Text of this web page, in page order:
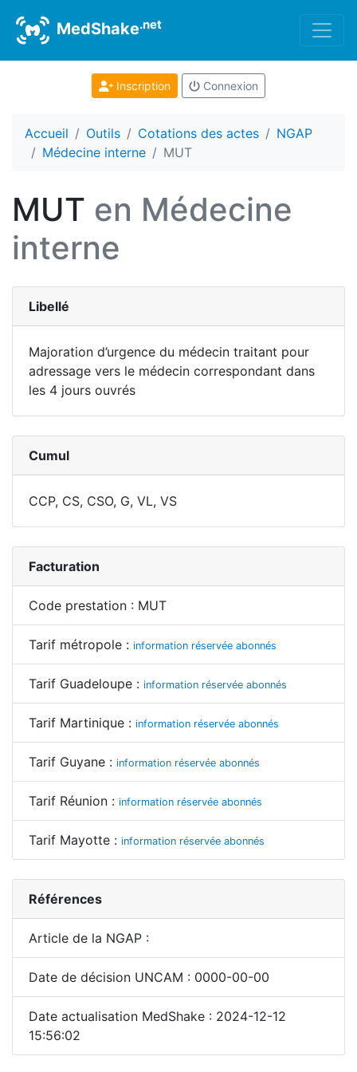
MedShake.net
Inscription Connexion
Accueil Outils Cotations des actes
NGAP
Médecine interne
MUT
MUT en Médecine
interne
Libellé
Majoration d’urgence du médecin traitant pour
adressage vers le médecin correspondant dans
les 4 jours ouvrés
Cumul
CCP, CS, CSO, G, VL, VS
Facturation
Code prestation : MUT
Tarif métropole : information réservée abonnés
Tarif Guadeloupe : information réservée abonnés
Tarif Martinique : information réservée abonnés
Tarif Guyane : information réservée abonnés
Tarif Réunion : information réservée abonnés
Tarif Mayotte : information réservée abonnés
Références
Article de la NGAP :
Date de décision UNCAM : 0000-00-00
Date actualisation MedShake : 2024-12-12
15:56:02